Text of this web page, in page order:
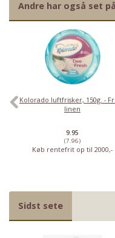
Andre har også set på
Kolorado luftfrisker, 150g. -
linen
9.95
(7.96)
Køb rentefrit op til 2000,-
Sidst sete